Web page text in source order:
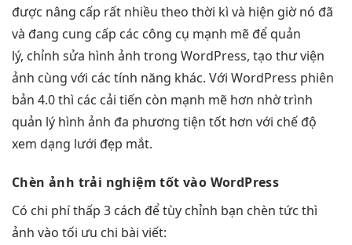
được nâng cấp rất nhiều theo thời kì và hiện giờ nó đã
và đang cung cấp các công cụ mạnh mẽ để quản
lý, chỉnh sửa hình ảnh trong WordPress, tạo thư viện
ảnh cùng với các tính năng khác. Với WordPress phiên
bản 4.0 thì các cải tiến còn mạnh mẽ hơn nhờ trình
quản lý hình ảnh đa phương tiện tốt hơn với chế độ
xem dạng lưới đẹp mắt.
Chèn ảnh trải nghiệm tốt vào WordPress
Có chi phí thấp 3 cách đểtùy chỉnh bạn chèn tức thì
ảnh vào tối ưu chi bài viết: